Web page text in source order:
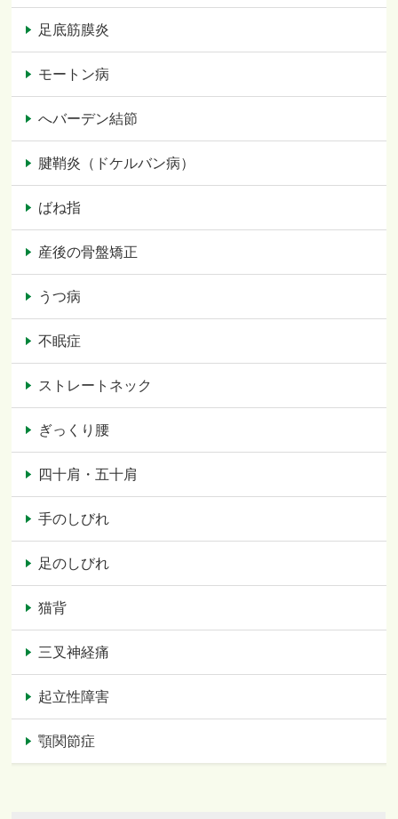
足底筋膜炎
モートン病
へバーデン結節
腱鞘炎（ドケルバン病）
ばね指
産後の骨盤矯正
うつ病
不眠症
ストレートネック
ぎっくり腰
四十肩・五十肩
手のしびれ
足のしびれ
猫背
三叉神経痛
起立性障害
顎関節症